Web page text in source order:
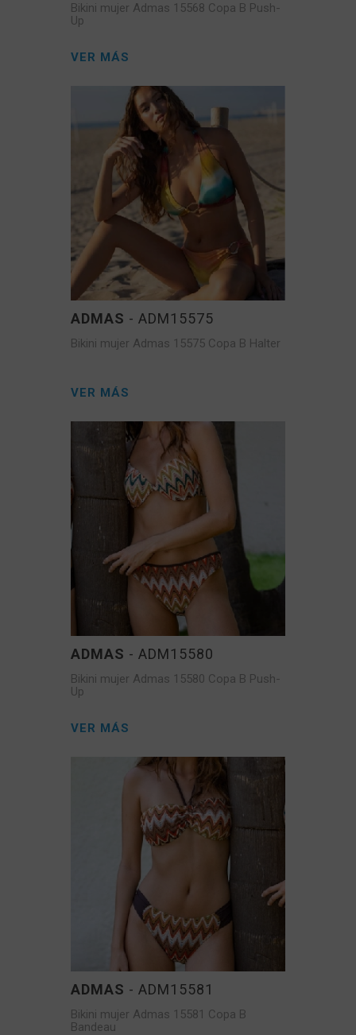
Bikini mujer Admas 15568 Copa B Push-
Up
VER MÁS
ADMAS - ADM15575
Bikini mujer Admas 15575 Copa B Halter
VER MÁS
ADMAS - ADM15580
Bikini mujer Admas 15580 Copa B Push-
Up
VER MÁS
ADMAS - ADM15581
Bikini mujer Admas 15581 Copa B
Bandeau